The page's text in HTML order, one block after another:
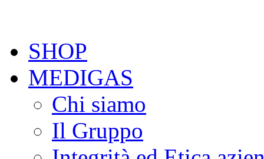
SHOP
MEDIGAS
Chi siamo
Il Gruppo